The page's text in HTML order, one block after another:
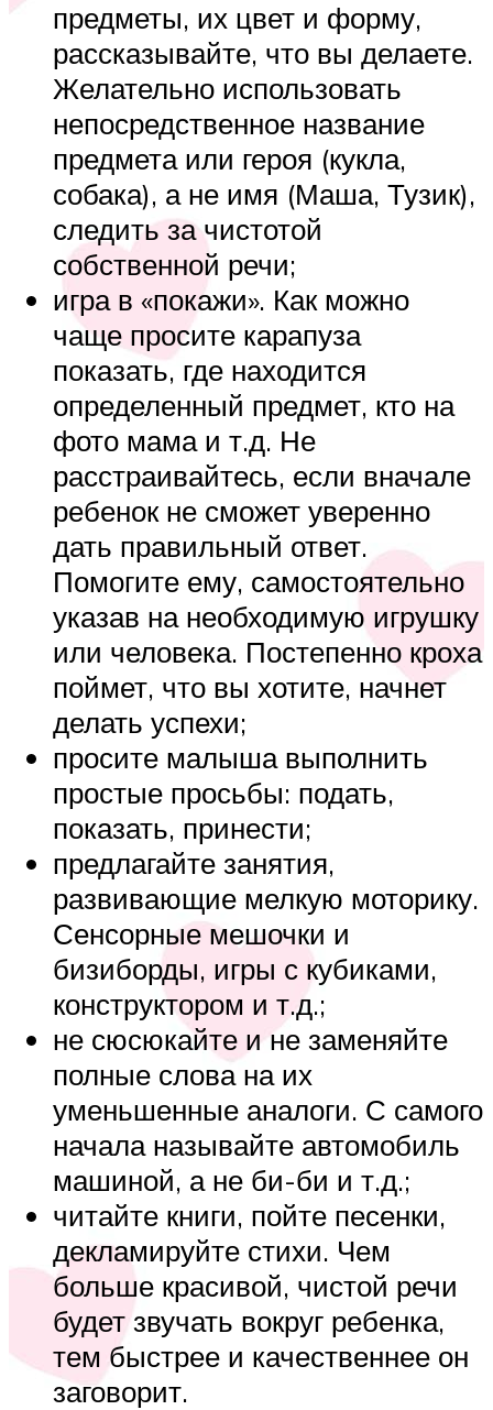
предметы, их цвет и форму,
рассказывайте, что вы делаете.
Желательно использовать
непосредственное название
предмета или героя (кукла,
собака), а не имя (Маша, Тузик),
следить за чистотой
собственной речи;
игра в «покажи». Как можно
чаще просите карапуза
показать, где находится
определенный предмет, кто на
фото мама и т.д. Не
расстраивайтесь, если вначале
ребенок не сможет уверенно
дать правильный ответ.
Помогите ему, самостоятельно
указав на необходимую игрушку
или человека. Постепенно кроха
поймет, что вы хотите, начнет
делать успехи;
просите малыша выполнить
простые просьбы: подать,
показать, принести;
предлагайте занятия,
развивающие мелкую моторику.
Сенсорные мешочки и
бизиборды, игры с кубиками,
конструктором и т.д.;
не сюсюкайте и не заменяйте
полные слова на их
уменьшенные аналоги. С самого
начала называйте автомобиль
машиной, а не би-би и т.д.;
читайте книги, пойте песенки,
декламируйте стихи. Чем
больше красивой, чистой речи
будет звучать вокруг ребенка,
тем быстрее и качественнее он
заговорит.